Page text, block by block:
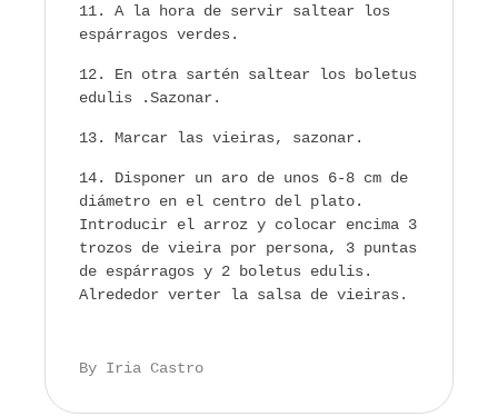
A la hora de servir saltear los
espárragos verdes.
En otra sartén saltear los boletus
edulis .Sazonar.
Marcar las vieiras, sazonar.
Disponer un aro de unos 6-8 cm de
diámetro en el centro del plato.
Introducir el arroz y colocar encima 3
trozos de vieira por persona, 3 puntas
de espárragos y 2 boletus edulis.
Alrededor verter la salsa de vieiras.
By Iria Castro